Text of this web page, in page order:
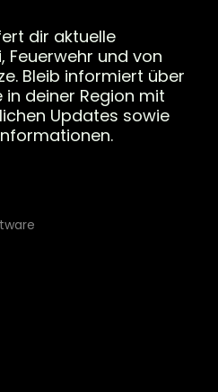
dir aktuelle
Feuerwehr und von
Bleib informiert über
deiner Region mit
Updates sowie